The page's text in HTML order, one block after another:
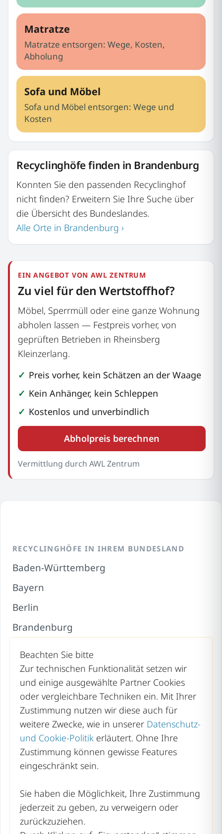
Matratze
Matratze entsorgen: Wege, Kosten,
Abholung
Sofa und Möbel
Sofa und Möbel entsorgen: Wege und
Kosten
Recyclinghöfe finden in Brandenburg
Konnten Sie den passenden Recyclinghof
nicht finden? Erweitern Sie Ihre Suche über
die Übersicht des Bundeslandes.
Alle Orte in Brandenburg ›
EIN ANGEBOT VON AWL ZENTRUM
Zu viel für den Wertstoffhof?
Möbel, Sperrmüll oder eine ganze Wohnung
abholen lassen — Festpreis vorher, von
geprüften Betrieben in Rheinsberg
Kleinzerlang.
Preis vorher, kein Schätzen an der Waage
Kein Anhänger, kein Schleppen
Kostenlos und unverbindlich
Abholpreis berechnen
Vermittlung durch AWL Zentrum
RECYCLINGHÖFE IN IHREM BUNDESLAND
Baden-Württemberg
Bayern
Berlin
Brandenburg
Hamburg
Hessen
Mecklenburg-Vorpommern
Niedersachsen
Nordrhein-Westfalen
Rheinland-Pfalz
Sachsen
Sachsen-Anhalt
Beachten Sie bitte
Zur technischen Funktionalität setzen wir
und einige ausgewählte Partner Cookies
oder vergleichbare Techniken ein. Mit Ihrer
Zustimmung nutzen wir diese auch für
weitere Zwecke, wie in unserer Datenschutz-
und Cookie-Politik erläutert. Ohne Ihre
Zustimmung können gewisse Features
eingeschränkt sein.
Sie haben die Möglichkeit, Ihre Zustimmung
jederzeit zu geben, zu verweigern oder
zurückzuziehen.